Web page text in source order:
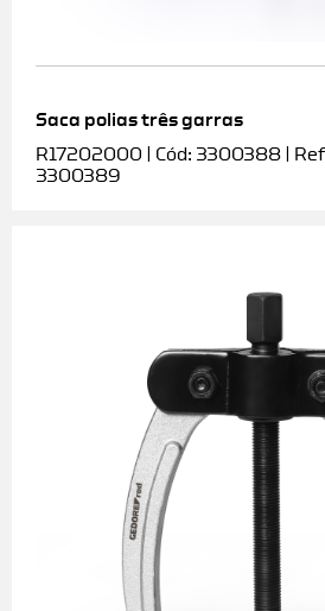
Saca polias três garras
R17202000 | Cód: 3300388 |
3300389